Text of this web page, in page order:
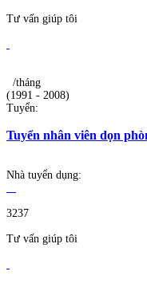
Tư vấn giúp tôi
/tháng
(1991 - 2008)
Tuyển:
Tuyển nhân viên dọn
Nhà tuyển dụng:
3237
Tư vấn giúp tôi